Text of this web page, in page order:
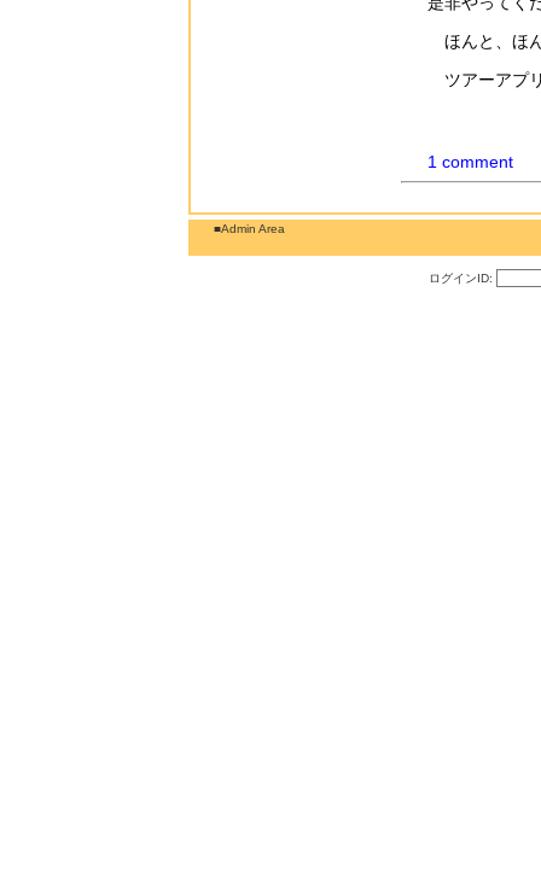
ほんと、ほ
ツアーアプ
1 comment
■Admin Area
ログインID: